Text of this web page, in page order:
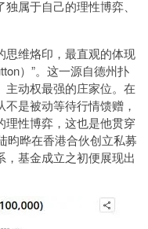
属于自己的理性博弈、
思维烙印，最直观的体现
）”。这一源自德州扑
主动权最强的庄家位。在
是被动等待行情馈赠，
理性博弈，这也是他贯穿
昀晔在香港合伙创立私募
基金成立之初便展现出